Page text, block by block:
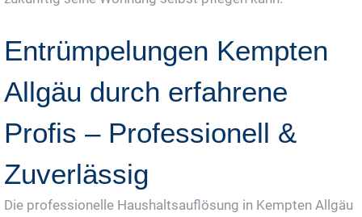
Entrümpelungen Kempten
Allgäu durch erfahrene
Profis – Professionell &
Zuverlässig
Die professionelle Haushaltsauflösung in Kempten Allgäu